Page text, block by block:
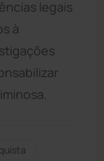
legais
à